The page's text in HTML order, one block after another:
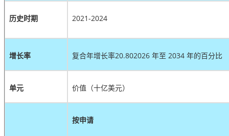
历史时期 2021-2024
增长率 复合年增长率20.802026 年至 2034 年的百分比
单元 价值（十亿美元）
按申请